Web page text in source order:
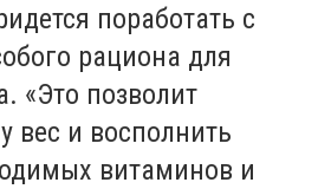
поработать с
рациона для
«Это позволит
вес и восполнить
витаминов и